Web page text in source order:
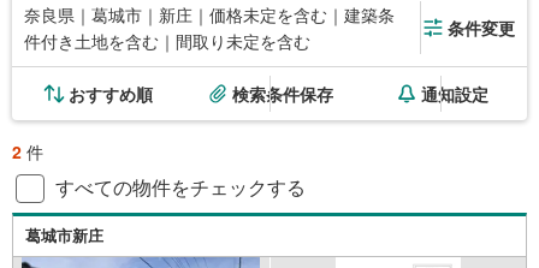
奈良県｜葛城市｜新庄｜価格未定を含む｜建築条
件付き土地を含む｜間取り未定を含む
条件変更
おすすめ順 検索条件保存 通知設定
2 件
すべての物件をチェックする
葛城市新庄